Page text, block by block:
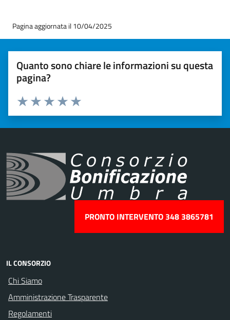
Pagina aggiornata il 10/04/2025
Quanto sono chiare le informazioni su questa
pagina?
Valuta 5 stelle su 5
Valuta 4 stelle su 5
Valuta 3 stelle su 5
Valuta 2 stelle su 5
Valuta 1 stelle su 5
PRONTO INTERVENTO 348 3865781
IL CONSORZIO
Chi Siamo
Amministrazione Trasparente
Regolamenti